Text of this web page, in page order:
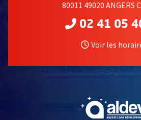
80011 49020 ANGERS
02 41 05
Voir les